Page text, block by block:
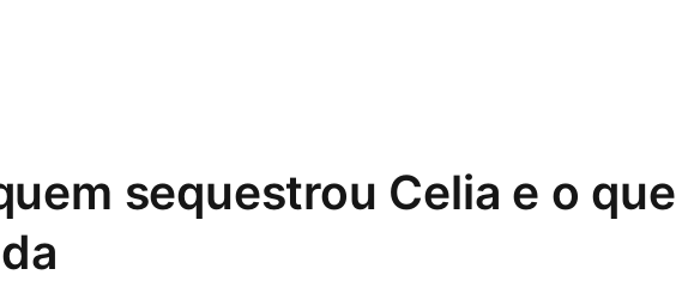
sequestrou Celia e o que